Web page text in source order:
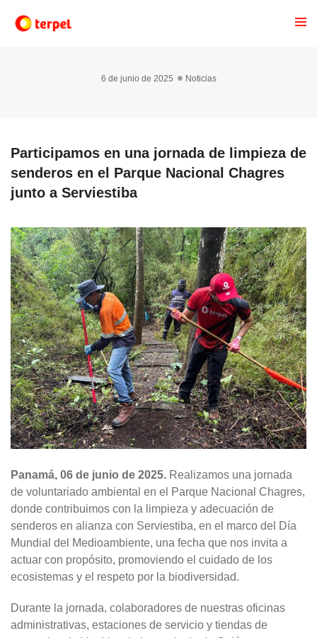
6 de junio de 2025 Noticias
Participamos en una jornada de limpieza de
senderos en el Parque Nacional Chagres
junto a Serviestiba
Panamá, 06 de junio de 2025. Realizamos una jornada
de voluntariado ambiental en el Parque Nacional Chagres,
donde contribuimos con la limpieza y adecuación de
senderos en alianza con Serviestiba, en el marco del Día
Mundial del Medioambiente, una fecha que nos invita a
actuar con propósito, promoviendo el cuidado de los
ecosistemas y el respeto por la biodiversidad.
Durante la jornada, colaboradores de nuestras oficinas
administrativas, estaciones de servicio y tiendas de